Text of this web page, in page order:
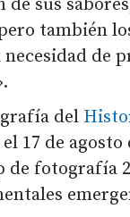
sus
también
de
del
17 de
de fotografía